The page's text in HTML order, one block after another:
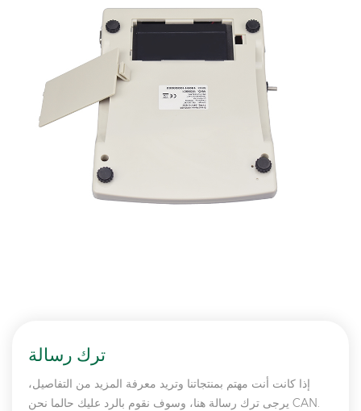
ترك رسالة
إذا كانت أنت مهتم بمنتجاتنا وتريد معرفة المزيد من التفاصيل،
يرجى ترك رسالة هنا، وسوف نقوم بالرد عليك حالما نحن CAN.